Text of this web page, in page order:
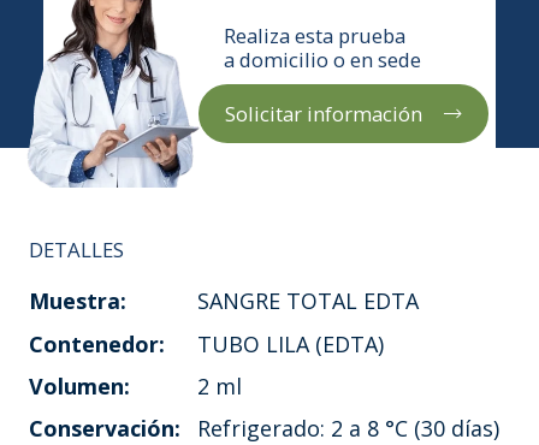
Realiza esta prueba
a domicilio o en sede
Solicitar información
DETALLES
Muestra:
SANGRE TOTAL EDTA
Contenedor:
TUBO LILA (EDTA)
Volumen:
2 ml
Conservación:
Refrigerado: 2 a 8 °C (30 días)